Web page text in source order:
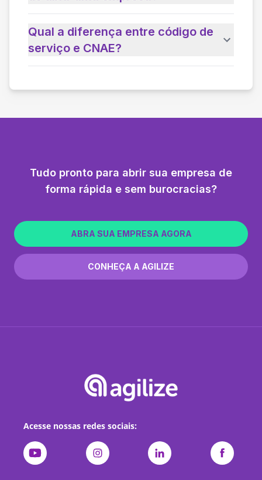
Qual a diferença entre código de
serviço e CNAE?
Tudo pronto para abrir sua empresa de
forma rápida e sem burocracias?
ABRA SUA EMPRESA AGORA
CONHEÇA A AGILIZE
Acesse nossas redes sociais: